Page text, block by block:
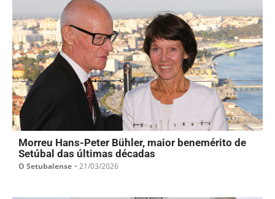
Morreu Hans-Peter Bühler, maior benemérito de
Setúbal das últimas décadas
O Setubalense • 21/03/2026